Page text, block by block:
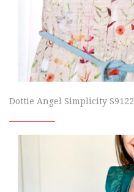
Dottie Angel Simplicity S9122